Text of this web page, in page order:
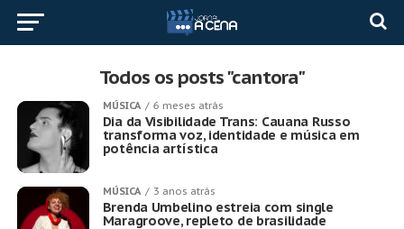
Todos os posts "cantora"
MÚSICA 6 meses atrás
Dia da Visibilidade Trans: Cauana Russo
transforma voz, identidade e música em
potência artística
MÚSICA 3 anos atrás
Brenda Umbelino estreia com single
Maragroove, repleto de brasilidade